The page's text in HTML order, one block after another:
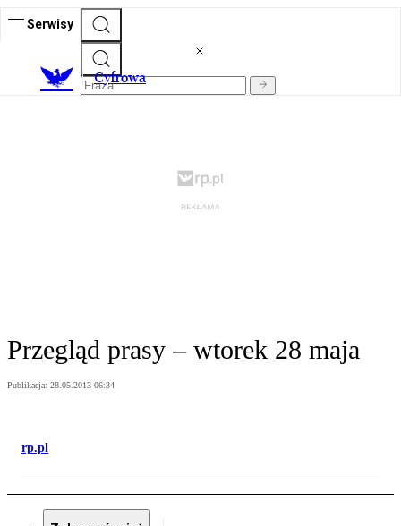
Serwisy
Cyfrowa
Przegląd prasy – wtorek 28 maja
Publikacja: 28.05.2013 06:34
rp.pl